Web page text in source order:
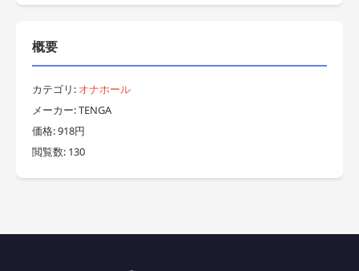
概要
カテゴリ: オナホール
メーカー: TENGA
価格: 918円
閲覧数: 130